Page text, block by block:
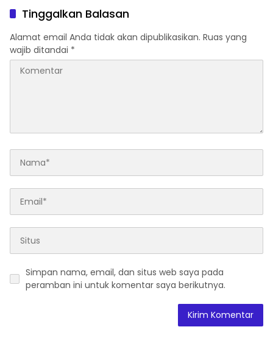
Tinggalkan Balasan
Alamat email Anda tidak akan dipublikasikan. Ruas yang
wajib ditandai *
Simpan nama, email, dan situs web saya pada
peramban ini untuk komentar saya berikutnya.